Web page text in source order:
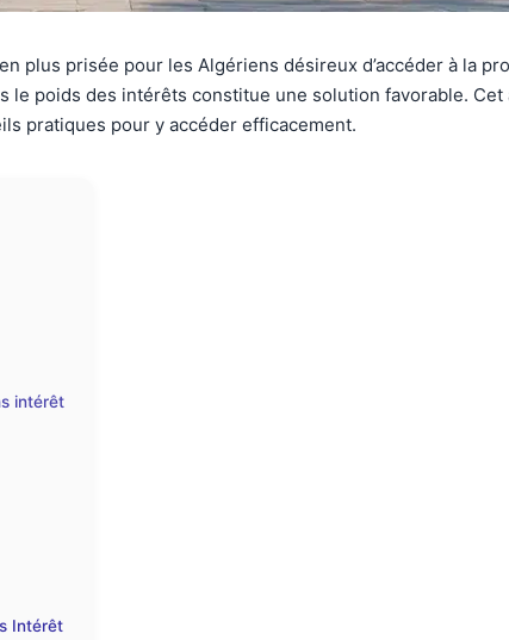
plus prisée pour les Algériens désireux d’accéder à la
le poids des intérêts constitue une solution favorable.
pratiques pour y accéder efficacement.
intérêt
Intérêt